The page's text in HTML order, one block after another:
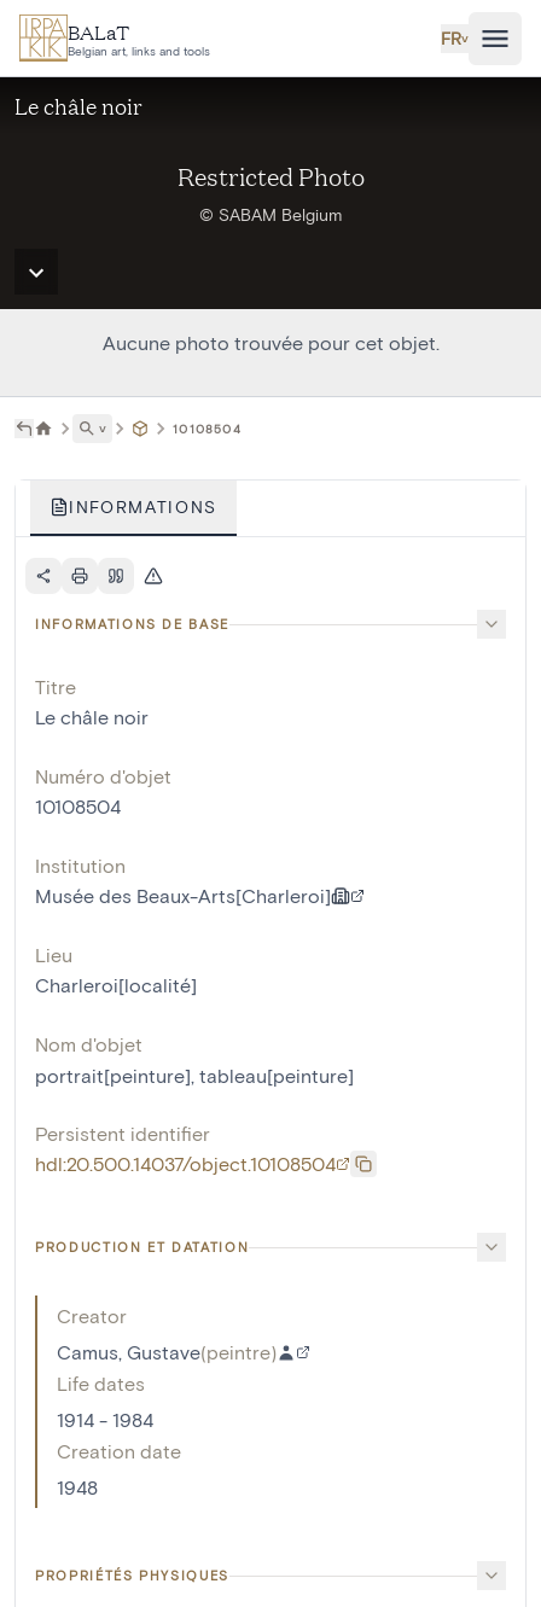
Aller au contenu principal
BALaT
Belgian art, links and tools
FR˅
Restricted Photo
© SABAM Belgium
Le châle noir
Aucune photo trouvée pour cet objet.
˅ 10108504
INFORMATIONS
INFORMATIONS DE BASE
Titre
Le châle noir
Numéro d'objet
10108504
Institution
Musée des Beaux-Arts[Charleroi]
Lieu
Charleroi[localité]
Nom d'objet
portrait[peinture], tableau[peinture]
Persistent identifier
hdl:20.500.14037/object.10108504
PRODUCTION ET DATATION
Creator
Camus, Gustave(peintre)
Life dates
1914 - 1984
Creation date
1948
PROPRIÉTÉS PHYSIQUES